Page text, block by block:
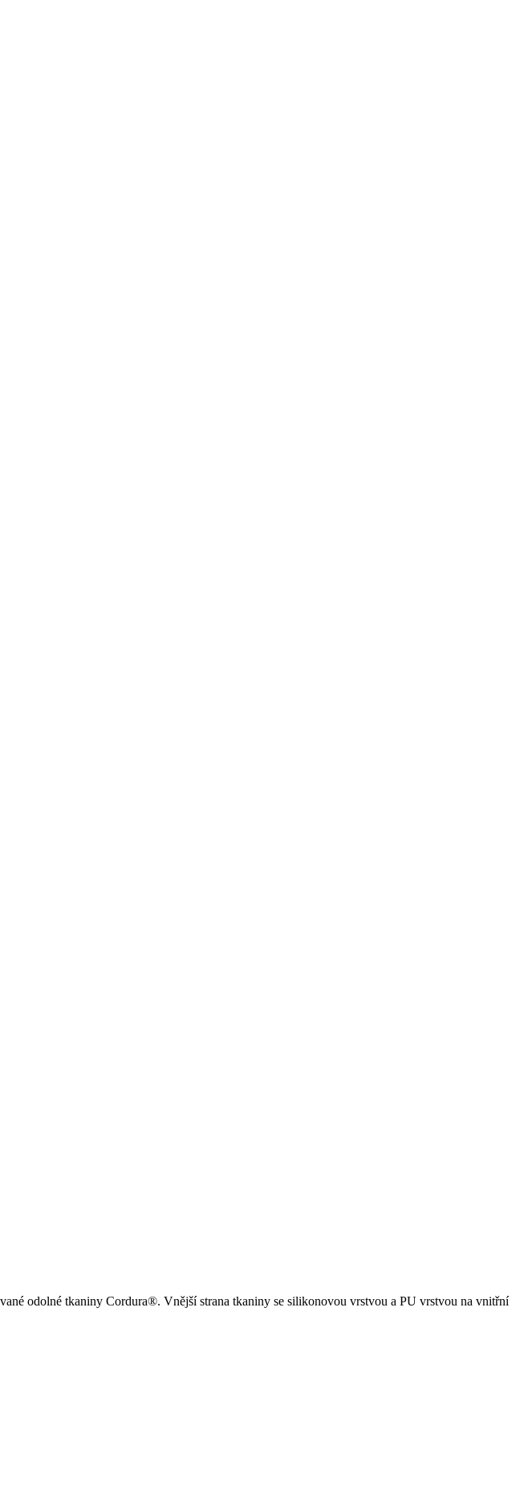
odolné tkaniny Cordura®. Vnější strana tkaniny se silikonovou vrstvou a PU vrstvou na vnitřní